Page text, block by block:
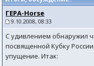
ГЕРА-Horse
9.10.2008, 08:33
С удивлением обнаружил
посвященной Кубку
упущение. Итак: